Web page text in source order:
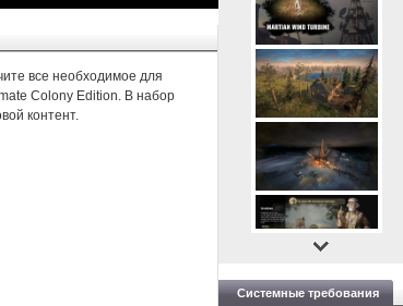
все необходимое для
Colony Edition. В набор
контент.
Системные требования